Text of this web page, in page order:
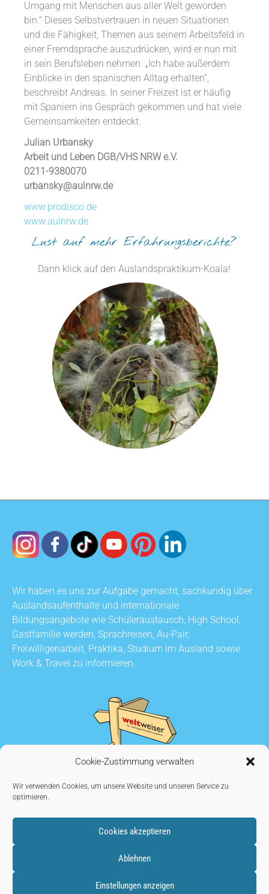
Cookie-Zustimmung verwalten
Wir verwenden Cookies, um unsere Website und unseren Service zu
optimieren.
Cookies akzeptieren
Ablehnen
Einstellungen anzeigen
Umgang mit Menschen aus aller Welt geworden
bin.“ Dieses Selbstvertrauen in neuen Situationen
und die Fähigkeit, Themen aus seinem Arbeitsfeld in
einer Fremdsprache auszudrücken, wird er nun mit
in sein Berufsleben nehmen. „Ich habe außerdem
Einblicke in den spanischen Alltag erhalten“,
beschreibt Andreas. In seiner Freizeit ist er häufig
mit Spaniern ins Gespräch gekommen und hat viele
Gemeinsamkeiten entdeckt.
Julian Urbansky
Arbeit und Leben DGB/VHS NRW e.V.
0211-9380070
urbansky@aulnrw.de
www.prodisco.de
www.aulnrw.de
Lust auf mehr Erfahrungsberichte?
Dann klick auf den Auslandspraktikum-Koala!
Wir haben es uns zur Aufgabe gemacht, sachkundig über
Auslandsaufenthalte und internationale
Bildungsangebote wie Schüleraustausch, High School,
Gastfamilie werden, Sprachreisen, Au-Pair,
Freiwilligenarbeit, Praktika, Studium im Ausland sowie
Work & Travel zu informieren.
COOKIE EINSTELLUNGEN
Copyright © 2026weltweiser.de